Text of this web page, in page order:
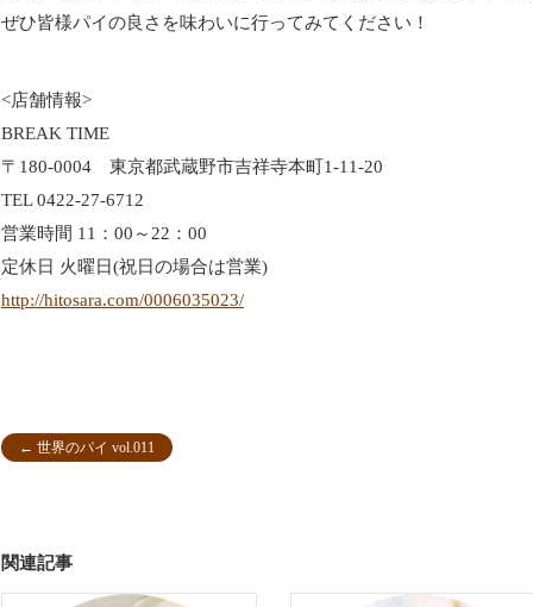
ぜひ皆様パイの良さを味わいに行ってみてください！
<店舗情報>
BREAK TIME
〒180-0004 東京都武蔵野市吉祥寺本町1-11-20
TEL 0422-27-6712
営業時間 11：00～22：00
定休日 火曜日(祝日の場合は営業)
http://hitosara.com/0006035023/
← 世界のパイ vol.011
関連記事